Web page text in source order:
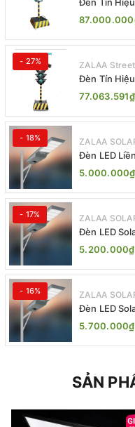
Trời ZALAA
- 27% ZALAA
Đèn Tín
Trời ZALAA
77.063.591₫
- 18% ZALAA
Đèn LED
TG 20W
5.000.000₫
- 17% ZALAA
Đèn LED
One |
5.200.000₫
- 16% ZALAA
Đèn LED
One |
5.700.000₫
SẢN